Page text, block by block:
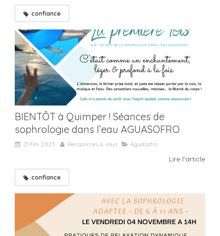
confiance
BIENTÔT à Quimper ! Séances de
sophrologie dans l’eau AGUASOFRO
21 Fév 2023 Ressources & vous Aguasofro
Lire l'article
confiance